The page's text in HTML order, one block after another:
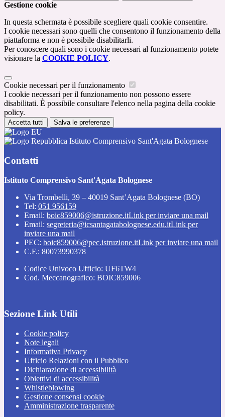
Gestione cookie
In questa schermata è possibile scegliere quali cookie consentire.
I cookie necessari sono quelli che consentono il funzionamento della
piattaforma e non è possibile disabilitarli.
Per conoscere quali sono i cookie necessari al funzionamento potete
visionare la COOKIE POLICY.
Cookie necessari per il funzionamento
I cookie necessari per il funzionamento non possono essere
disabilitati. È possibile consultare l'elenco nella pagina della cookie
policy.
Accetta tutti Salva le preferenze
Istituto Comprensivo Sant'Agata Bolognese
Contatti
Istituto Comprensivo Sant'Agata Bolognese
Via Trombelli, 39 – 40019 Sant’Agata Bolognese (BO)
Tel: 051 956159
Email: boic859006@istruzione.itLink per inviare una mail
Email: segreteria@icsantagatabolognese.edu.itLink per
inviare una mail
PEC: boic859006@pec.istruzione.itLink per inviare una mail
C.F.: 80073990378
Codice Univoco Ufficio: UF6TW4
Cod. Meccanografico: BOIC859006
Sezione Link Utili
Cookie policy
Note legali
Informativa Privacy
Ufficio Relazioni con il Pubblico
Dichiarazione di accessibilità
Obiettivi di accessibilità
Whistleblowing
Gestione consensi cookie
Amministrazione trasparente